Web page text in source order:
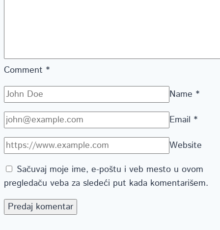
Comment *
Name *
Email *
Website
Sačuvaj moje ime, e-poštu i veb mesto u ovom
pregledaču veba za sledeći put kada komentarišem.